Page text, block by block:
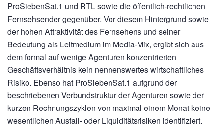
ProSiebenSat.1 und RTL sowie die öffentlich-rechtlichen
Fernsehsender gegenüber. Vor diesem Hintergrund sowie
der hohen Attraktivität des Fernsehens und seiner
Bedeutung als Leitmedium im Media-Mix, ergibt sich aus
dem formal auf wenige Agenturen konzentrierten
Geschäftsverhältnis kein nennenswertes wirtschaftliches
Risiko. Ebenso hat ProSiebenSat.1 aufgrund der
beschriebenen Verbundstruktur der Agenturen sowie der
kurzen Rechnungszyklen von maximal einem Monat keine
wesentlichen Ausfall- oder Liquiditätsrisiken identifiziert.